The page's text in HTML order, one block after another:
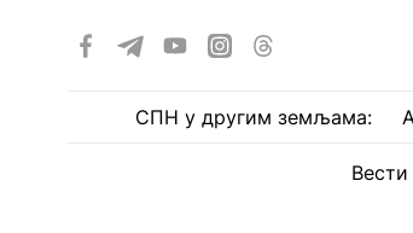
СПН у другим земљама:
Вести